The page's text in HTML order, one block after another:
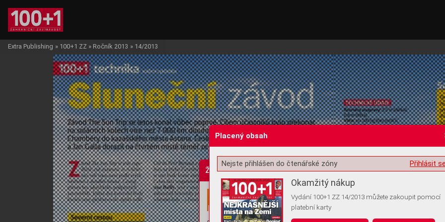
Žádost o souhlas s ukládáním volitelných informací
Extra Publishing » 100+1 ZZ » Ročník 2013 » 14/2013
Placený obsah
Přihlásit
Nejste přihlášen do čtenářské zóny
Okamžitý nákup
Vydání 100+1 ZZ 14/2013 můžete zakoupit pomocí
platební karty